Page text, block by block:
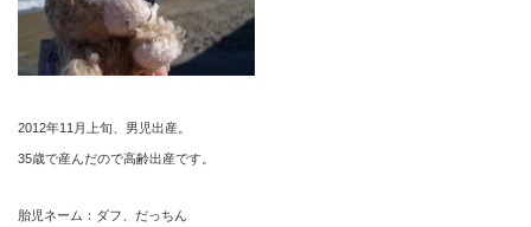
2012年11月上旬、男児出産。
35歳で産んだので高齢出産です。
胎児ネーム：ダフ、だっちん